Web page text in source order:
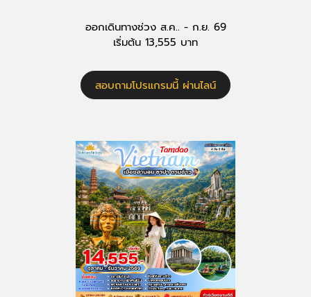
ออกเดินทางช่วง ส.ค.. - ก.ย. 69
เริ่มต้น 13,555 บาท
สอบถามโปรแกรมนี้ ผ่านไลน์